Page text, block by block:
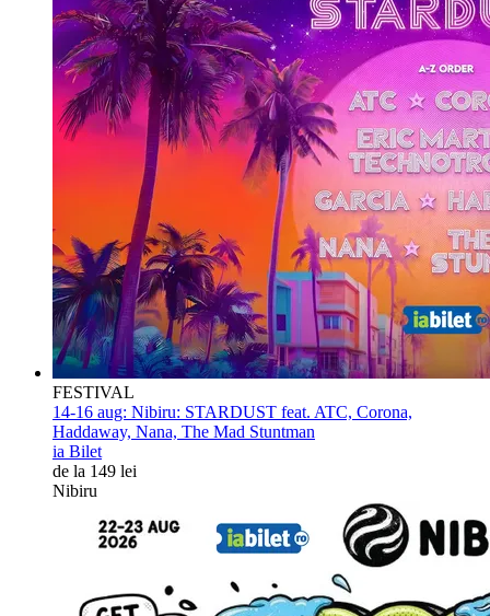
FESTIVAL
14-16 aug: Nibiru: STARDUST feat. ATC, Corona,
Haddaway, Nana, The Mad Stuntman
ia Bilet
de la 149 lei
Nibiru